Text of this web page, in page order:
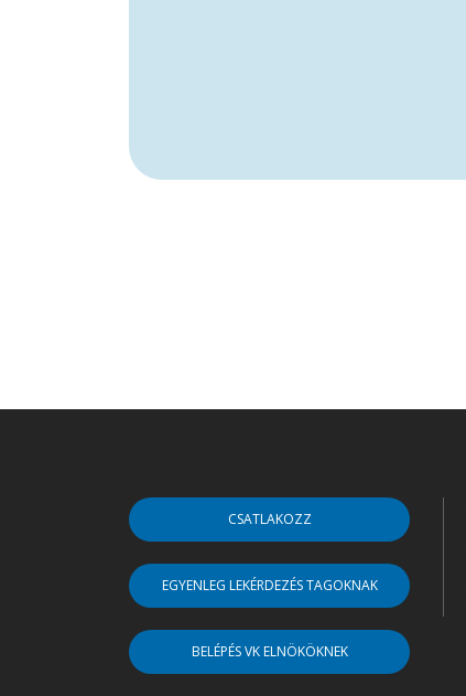
CSATLAKOZZ
EGYENLEG LEKÉRDEZÉS TAGOKNAK
BELÉPÉS VK ELNÖKÖKNEK